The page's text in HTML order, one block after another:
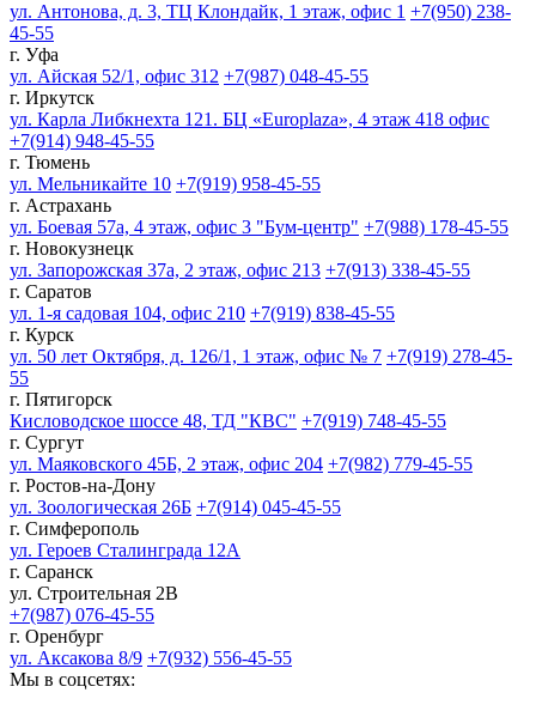
ул. Антонова, д. 3, ТЦ Клондайк, 1 этаж, офис 1 +7(950) 238-
45-55
г. Уфа
ул. Айская 52/1, офис 312 +7(987) 048-45-55
г. Иркутск
ул. Карла Либкнехта 121. БЦ «Europlaza», 4 этаж 418 офис
+7(914) 948-45-55
г. Тюмень
ул. Мельникайте 10 +7(919) 958-45-55
г. Астрахань
ул. Боевая 57а, 4 этаж, офис 3 "Бум-центр" +7(988) 178-45-55
г. Новокузнецк
ул. Запорожская 37а, 2 этаж, офис 213 +7(913) 338-45-55
г. Саратов
ул. 1-я садовая 104, офис 210 +7(919) 838-45-55
г. Курск
ул. 50 лет Октября, д. 126/1, 1 этаж, офис № 7 +7(919) 278-45-
55
г. Пятигорск
Кисловодское шоссе 48, ТД "КВС" +7(919) 748-45-55
г. Сургут
ул. Маяковского 45Б, 2 этаж, офис 204 +7(982) 779-45-55
г. Ростов-на-Дону
ул. Зоологическая 26Б +7(914) 045-45-55
г. Симферополь
ул. Героев Сталинграда 12А
г. Саранск
ул. Строительная 2В
+7(987) 076-45-55
г. Оренбург
ул. Аксакова 8/9 +7(932) 556-45-55
Мы в соцсетях: